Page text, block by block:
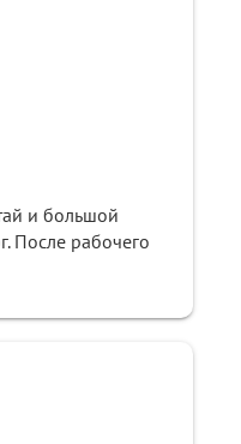
и большой
После рабочего